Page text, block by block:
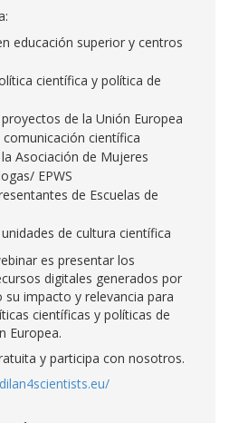
educación superior y centros
científica y política de
de la Unión Europea
científica
Asociación de Mujeres
EPWS
de Escuelas de
de cultura científica
es presentar los
digitales generados por
impacto y relevancia para
científicas y políticas de
Europea.
y participa con nosotros.